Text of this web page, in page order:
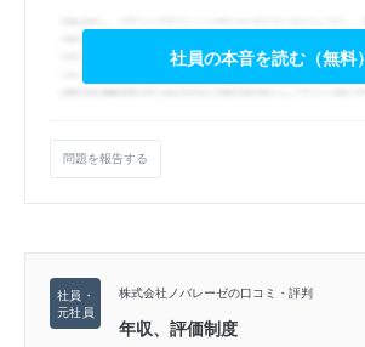
社員の本音を読む（無料）
問題を報告する
株式会社ノバレーゼの口コミ・評判
年収、評価制度